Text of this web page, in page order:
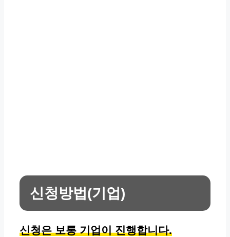
신청방법(기업)
신청은 보통 기업이 진행합니다.